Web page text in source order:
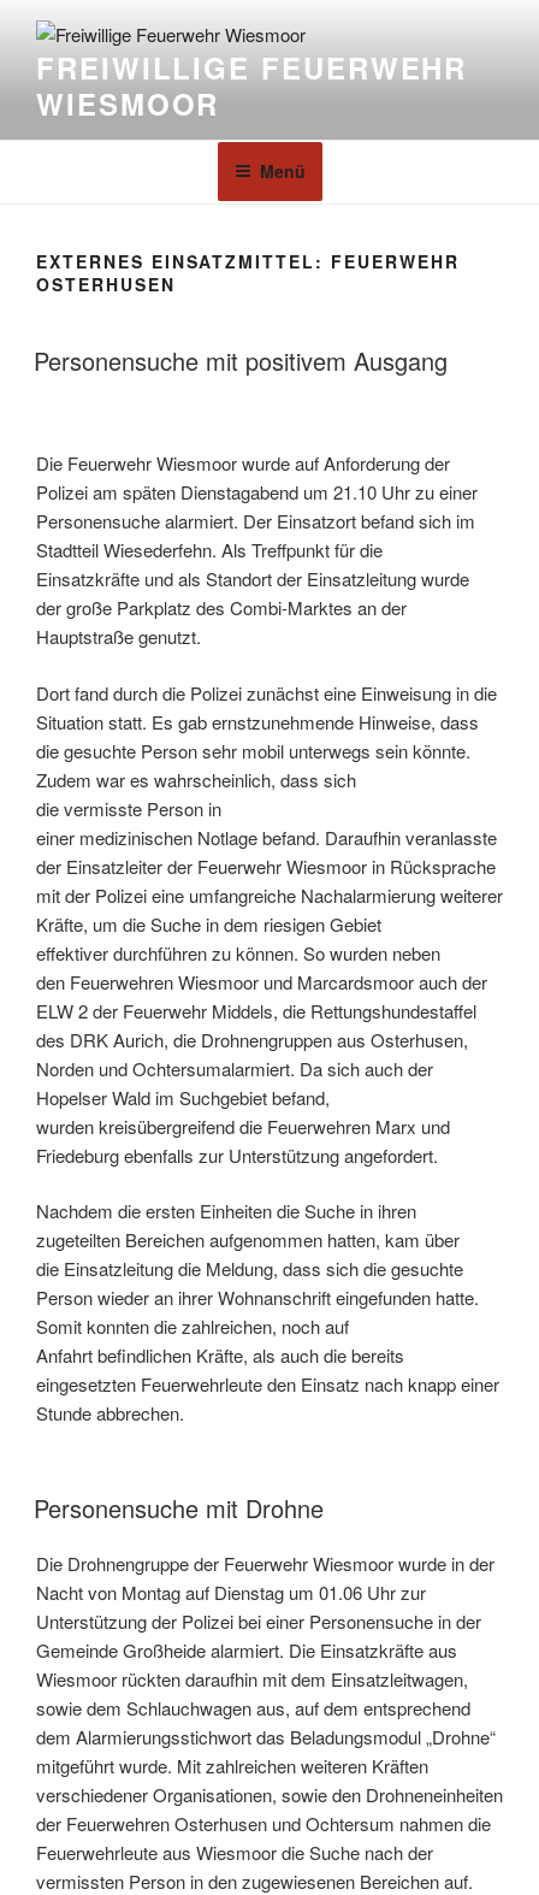
FREIWILLIGE FEUERWEHR
WIESMOOR
Menü
EXTERNES EINSATZMITTEL: FEUERWEHR
OSTERHUSEN
Personensuche mit positivem Ausgang
Die Feuerwehr Wiesmoor wurde auf Anforderung der
Polizei am späten Dienstagabend um 21.10 Uhr zu einer
Personensuche alarmiert. Der Einsatzort befand sich im
Stadtteil Wiesederfehn. Als Treffpunkt für die
Einsatzkräfte und als Standort der Einsatzleitung wurde
der große Parkplatz des Combi-Marktes an der
Hauptstraße genutzt.
Dort fand durch die Polizei zunächst eine Einweisung in die
Situation statt. Es gab ernstzunehmende Hinweise, dass
die gesuchte Person sehr mobil unterwegs sein könnte.
Zudem war es wahrscheinlich, dass sich
die vermisste Person in
einer medizinischen Notlage befand. Daraufhin veranlasste
der Einsatzleiter der Feuerwehr Wiesmoor in Rücksprache
mit der Polizei eine umfangreiche Nachalarmierung weiterer
Kräfte, um die Suche in dem riesigen Gebiet
effektiver durchführen zu können. So wurden neben
den Feuerwehren Wiesmoor und Marcardsmoor auch der
ELW 2 der Feuerwehr Middels, die Rettungshundestaffel
des DRK Aurich, die Drohnengruppen aus Osterhusen,
Norden und Ochtersumalarmiert. Da sich auch der
Hopelser Wald im Suchgebiet befand,
wurden kreisübergreifend die Feuerwehren Marx und
Friedeburg ebenfalls zur Unterstützung angefordert.
Nachdem die ersten Einheiten die Suche in ihren
zugeteilten Bereichen aufgenommen hatten, kam über
die Einsatzleitung die Meldung, dass sich die gesuchte
Person wieder an ihrer Wohnanschrift eingefunden hatte.
Somit konnten die zahlreichen, noch auf
Anfahrt befindlichen Kräfte, als auch die bereits
eingesetzten Feuerwehrleute den Einsatz nach knapp einer
Stunde abbrechen.
Personensuche mit Drohne
Die Drohnengruppe der Feuerwehr Wiesmoor wurde in der
Nacht von Montag auf Dienstag um 01.06 Uhr zur
Unterstützung der Polizei bei einer Personensuche in der
Gemeinde Großheide alarmiert. Die Einsatzkräfte aus
Wiesmoor rückten daraufhin mit dem Einsatzleitwagen,
sowie dem Schlauchwagen aus, auf dem entsprechend
dem Alarmierungsstichwort das Beladungsmodul „Drohne“
mitgeführt wurde. Mit zahlreichen weiteren Kräften
verschiedener Organisationen, sowie den Drohneneinheiten
der Feuerwehren Osterhusen und Ochtersum nahmen die
Feuerwehrleute aus Wiesmoor die Suche nach der
vermissten Person in den zugewiesenen Bereichen auf.